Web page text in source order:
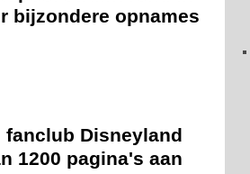
bijzondere opnames
Disneyland
1200 pagina's aan